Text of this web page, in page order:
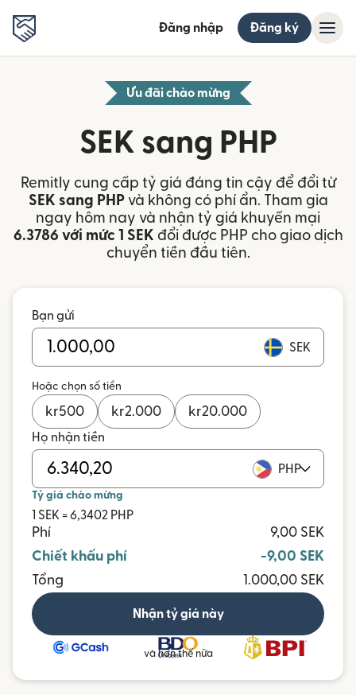
Đăng nhập Đăng ký
Ưu đãi chào mừng
SEK sang PHP
Remitly cung cấp tỷ giá đáng tin cậy để đổi từ
SEK sang PHPvà không có phí ẩn. Tham gia
ngay hôm nay và nhận tỷ giá khuyến mại
6.3786 với mức 1 SEK đổi được PHP cho giao dịch
chuyển tiền đầu tiên.
Bạn gửi
SEK
Hoặc chọn số tiền
kr500 kr2.000 kr20.000
Họ nhận tiền
PHP
Tỷ giá chào mừng
1 SEK = 6,3402 PHP
Phí
9,00 SEK
Chiết khấu phí
-9,00 SEK
Tổng
1.000,00 SEK
Nhận tỷ giá này
và hơn thế nữa